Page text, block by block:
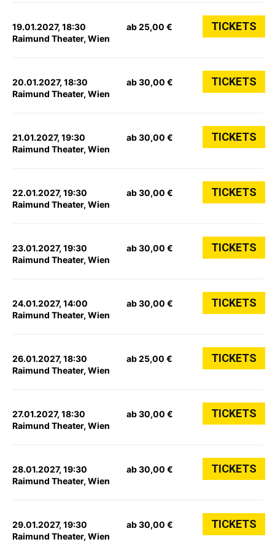
19.01.2027, 18:30
Raimund Theater, Wien
ab 25,00 € TICKETS
20.01.2027, 18:30
Raimund Theater, Wien
ab 30,00 € TICKETS
21.01.2027, 19:30
Raimund Theater, Wien
ab 30,00 € TICKETS
22.01.2027, 19:30
Raimund Theater, Wien
ab 30,00 € TICKETS
23.01.2027, 19:30
Raimund Theater, Wien
ab 30,00 € TICKETS
24.01.2027, 14:00
Raimund Theater, Wien
ab 30,00 € TICKETS
26.01.2027, 18:30
Raimund Theater, Wien
ab 25,00 € TICKETS
27.01.2027, 18:30
Raimund Theater, Wien
ab 30,00 € TICKETS
28.01.2027, 19:30
Raimund Theater, Wien
ab 30,00 € TICKETS
29.01.2027, 19:30
Raimund Theater, Wien
ab 30,00 € TICKETS